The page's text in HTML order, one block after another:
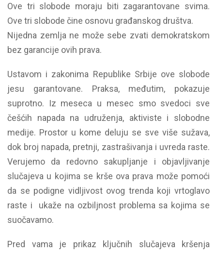
Ove tri slobode moraju biti zagarantovane svima.
Ove tri slobode čine osnovu građanskog društva.
Nijedna zemlja ne može sebe zvati demokratskom
bez garancije ovih prava.
Ustavom i zakonima Republike Srbije ove slobode
jesu garantovane. Praksa, međutim, pokazuje
suprotno. Iz meseca u mesec smo svedoci sve
češćih napada na udruženja, aktiviste i slobodne
medije. Prostor u kome deluju se sve više sužava,
dok broj napada, pretnji, zastrašivanja i uvreda raste.
Verujemo da redovno sakupljanje i objavljivanje
slučajeva u kojima se krše ova prava može pomoći
da se podigne vidljivost ovog trenda koji vrtoglavo
raste i ukaže na ozbiljnost problema sa kojima se
suočavamo.
Pred vama je prikaz ključnih slučajeva kršenja